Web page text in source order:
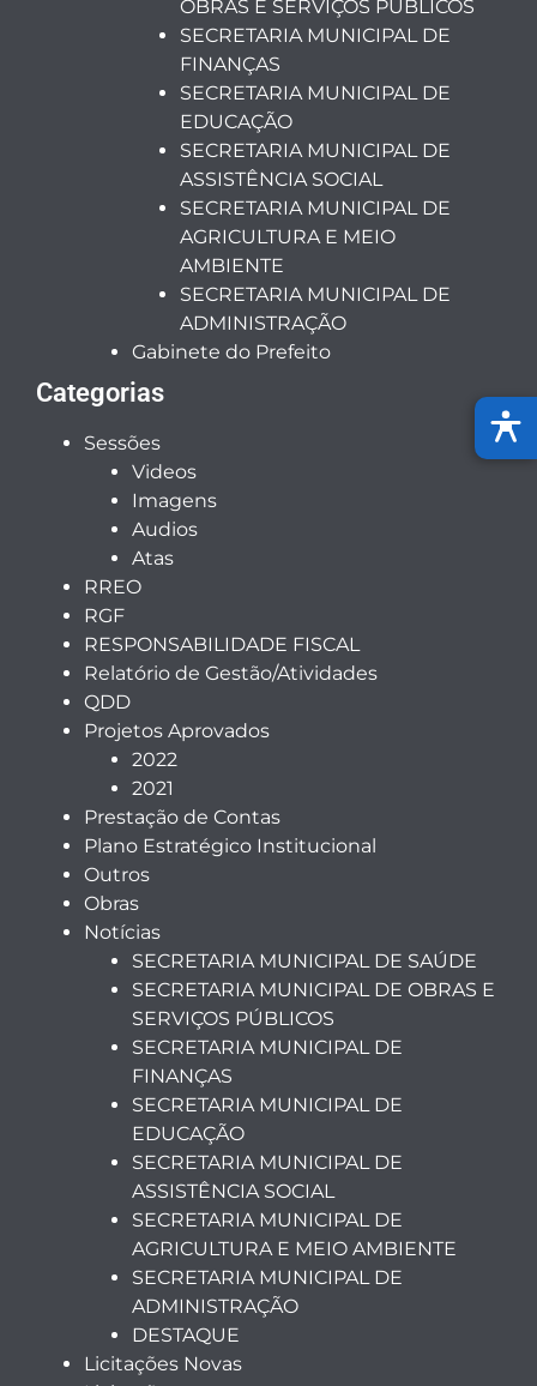
OBRAS E SERVIÇOS PÚBLICOS
SECRETARIA MUNICIPAL DE
FINANÇAS
SECRETARIA MUNICIPAL DE
EDUCAÇÃO
SECRETARIA MUNICIPAL DE
ASSISTÊNCIA SOCIAL
SECRETARIA MUNICIPAL DE
AGRICULTURA E MEIO
AMBIENTE
SECRETARIA MUNICIPAL DE
ADMINISTRAÇÃO
Gabinete do Prefeito
Categorias
Sessões
Videos
Imagens
Audios
Atas
RREO
RGF
RESPONSABILIDADE FISCAL
Relatório de Gestão/Atividades
QDD
Projetos Aprovados
2022
2021
Prestação de Contas
Plano Estratégico Institucional
Outros
Obras
Notícias
SECRETARIA MUNICIPAL DE SAÚDE
SECRETARIA MUNICIPAL DE OBRAS E
SERVIÇOS PÚBLICOS
SECRETARIA MUNICIPAL DE
FINANÇAS
SECRETARIA MUNICIPAL DE
EDUCAÇÃO
SECRETARIA MUNICIPAL DE
ASSISTÊNCIA SOCIAL
SECRETARIA MUNICIPAL DE
AGRICULTURA E MEIO AMBIENTE
SECRETARIA MUNICIPAL DE
ADMINISTRAÇÃO
DESTAQUE
Licitações Novas